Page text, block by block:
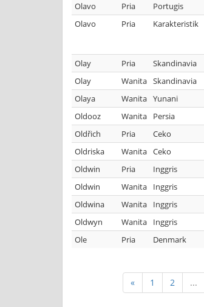
Olavo
Pria Portugis
Olavo
Pria Karakteristik
Olay
Pria Skandinavia
Olay
Wanita Skandinavia
Olaya
Wanita Yunani
Oldooz
Wanita Persia
Oldřich
Pria Ceko
Oldriska
Wanita Ceko
Oldwin
Pria Inggris
Oldwin
Wanita Inggris
Oldwina
Wanita Inggris
Oldwyn
Wanita Inggris
Ole
Pria Denmark
« 1 2 ...